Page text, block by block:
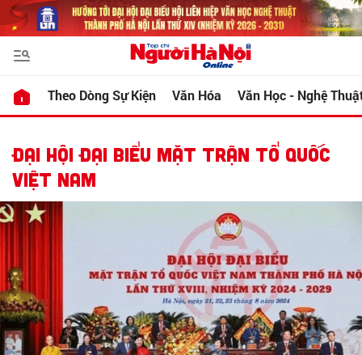
Theo Dòng Sự Kiện Văn Hóa Văn Học - Nghệ
ĐẠI HỘI ĐẠI BIỂU MẶT TRẬN TỔ QUỐC
VIỆT NAM